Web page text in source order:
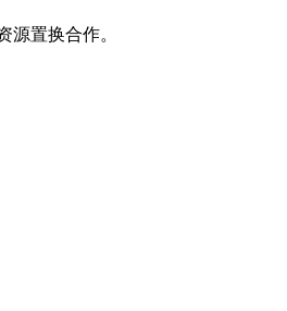
源置换合作。